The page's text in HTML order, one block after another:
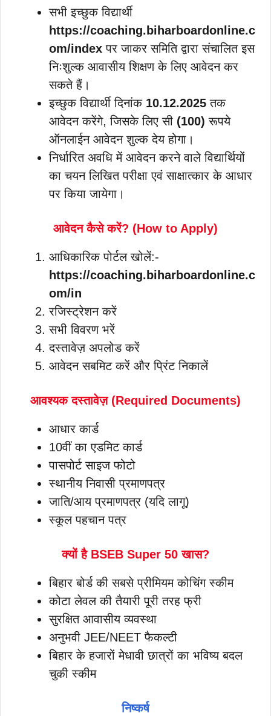
सभी इच्छुक विद्यार्थी
https://coaching.biharboardonline.c
om/index पर जाकर समिति द्वारा संचालित इस
निःशुल्क आवासीय शिक्षण के लिए आवेदन कर
सकते हैं।
इच्छुक विद्यार्थी दिनांक 10.12.2025तक
आवेदन करेंगे, जिसके लिए सी (100)रूपये
ऑनलाईन आवेदन शुल्क देय होगा।
निर्धारित अवधि में आवेदन करने वाले विद्यार्थियों
का चयन लिखित परीक्षा एवं साक्षात्कार के आधार
पर किया जायेगा।
आवेदन कैसे करें? (How to Apply)
आधिकारिक पोर्टल खोलें:-
https://coaching.biharboardonline.c
om/in
रजिस्ट्रेशन करें
सभी विवरण भरें
दस्तावेज़ अपलोड करें
आवेदन सबमिट करें और प्रिंट निकालें
आवश्यक दस्तावेज़ (Required Documents)
आधार कार्ड
10वीं का एडमिट कार्ड
पासपोर्ट साइज फोटो
स्थानीय निवासी प्रमाणपत्र
जाति/आय प्रमाणपत्र (यदि लागू)
स्कूल पहचान पत्र
क्यों है BSEB Super 50 खास?
बिहार बोर्ड की सबसे प्रीमियम कोचिंग स्कीम
कोटा लेवल की तैयारी पूरी तरह फ्री
सुरक्षित आवासीय व्यवस्था
अनुभवी JEE/NEET फैकल्टी
बिहार के हजारों मेधावी छात्रों का भविष्य बदल
चुकी स्कीम
निष्कर्ष